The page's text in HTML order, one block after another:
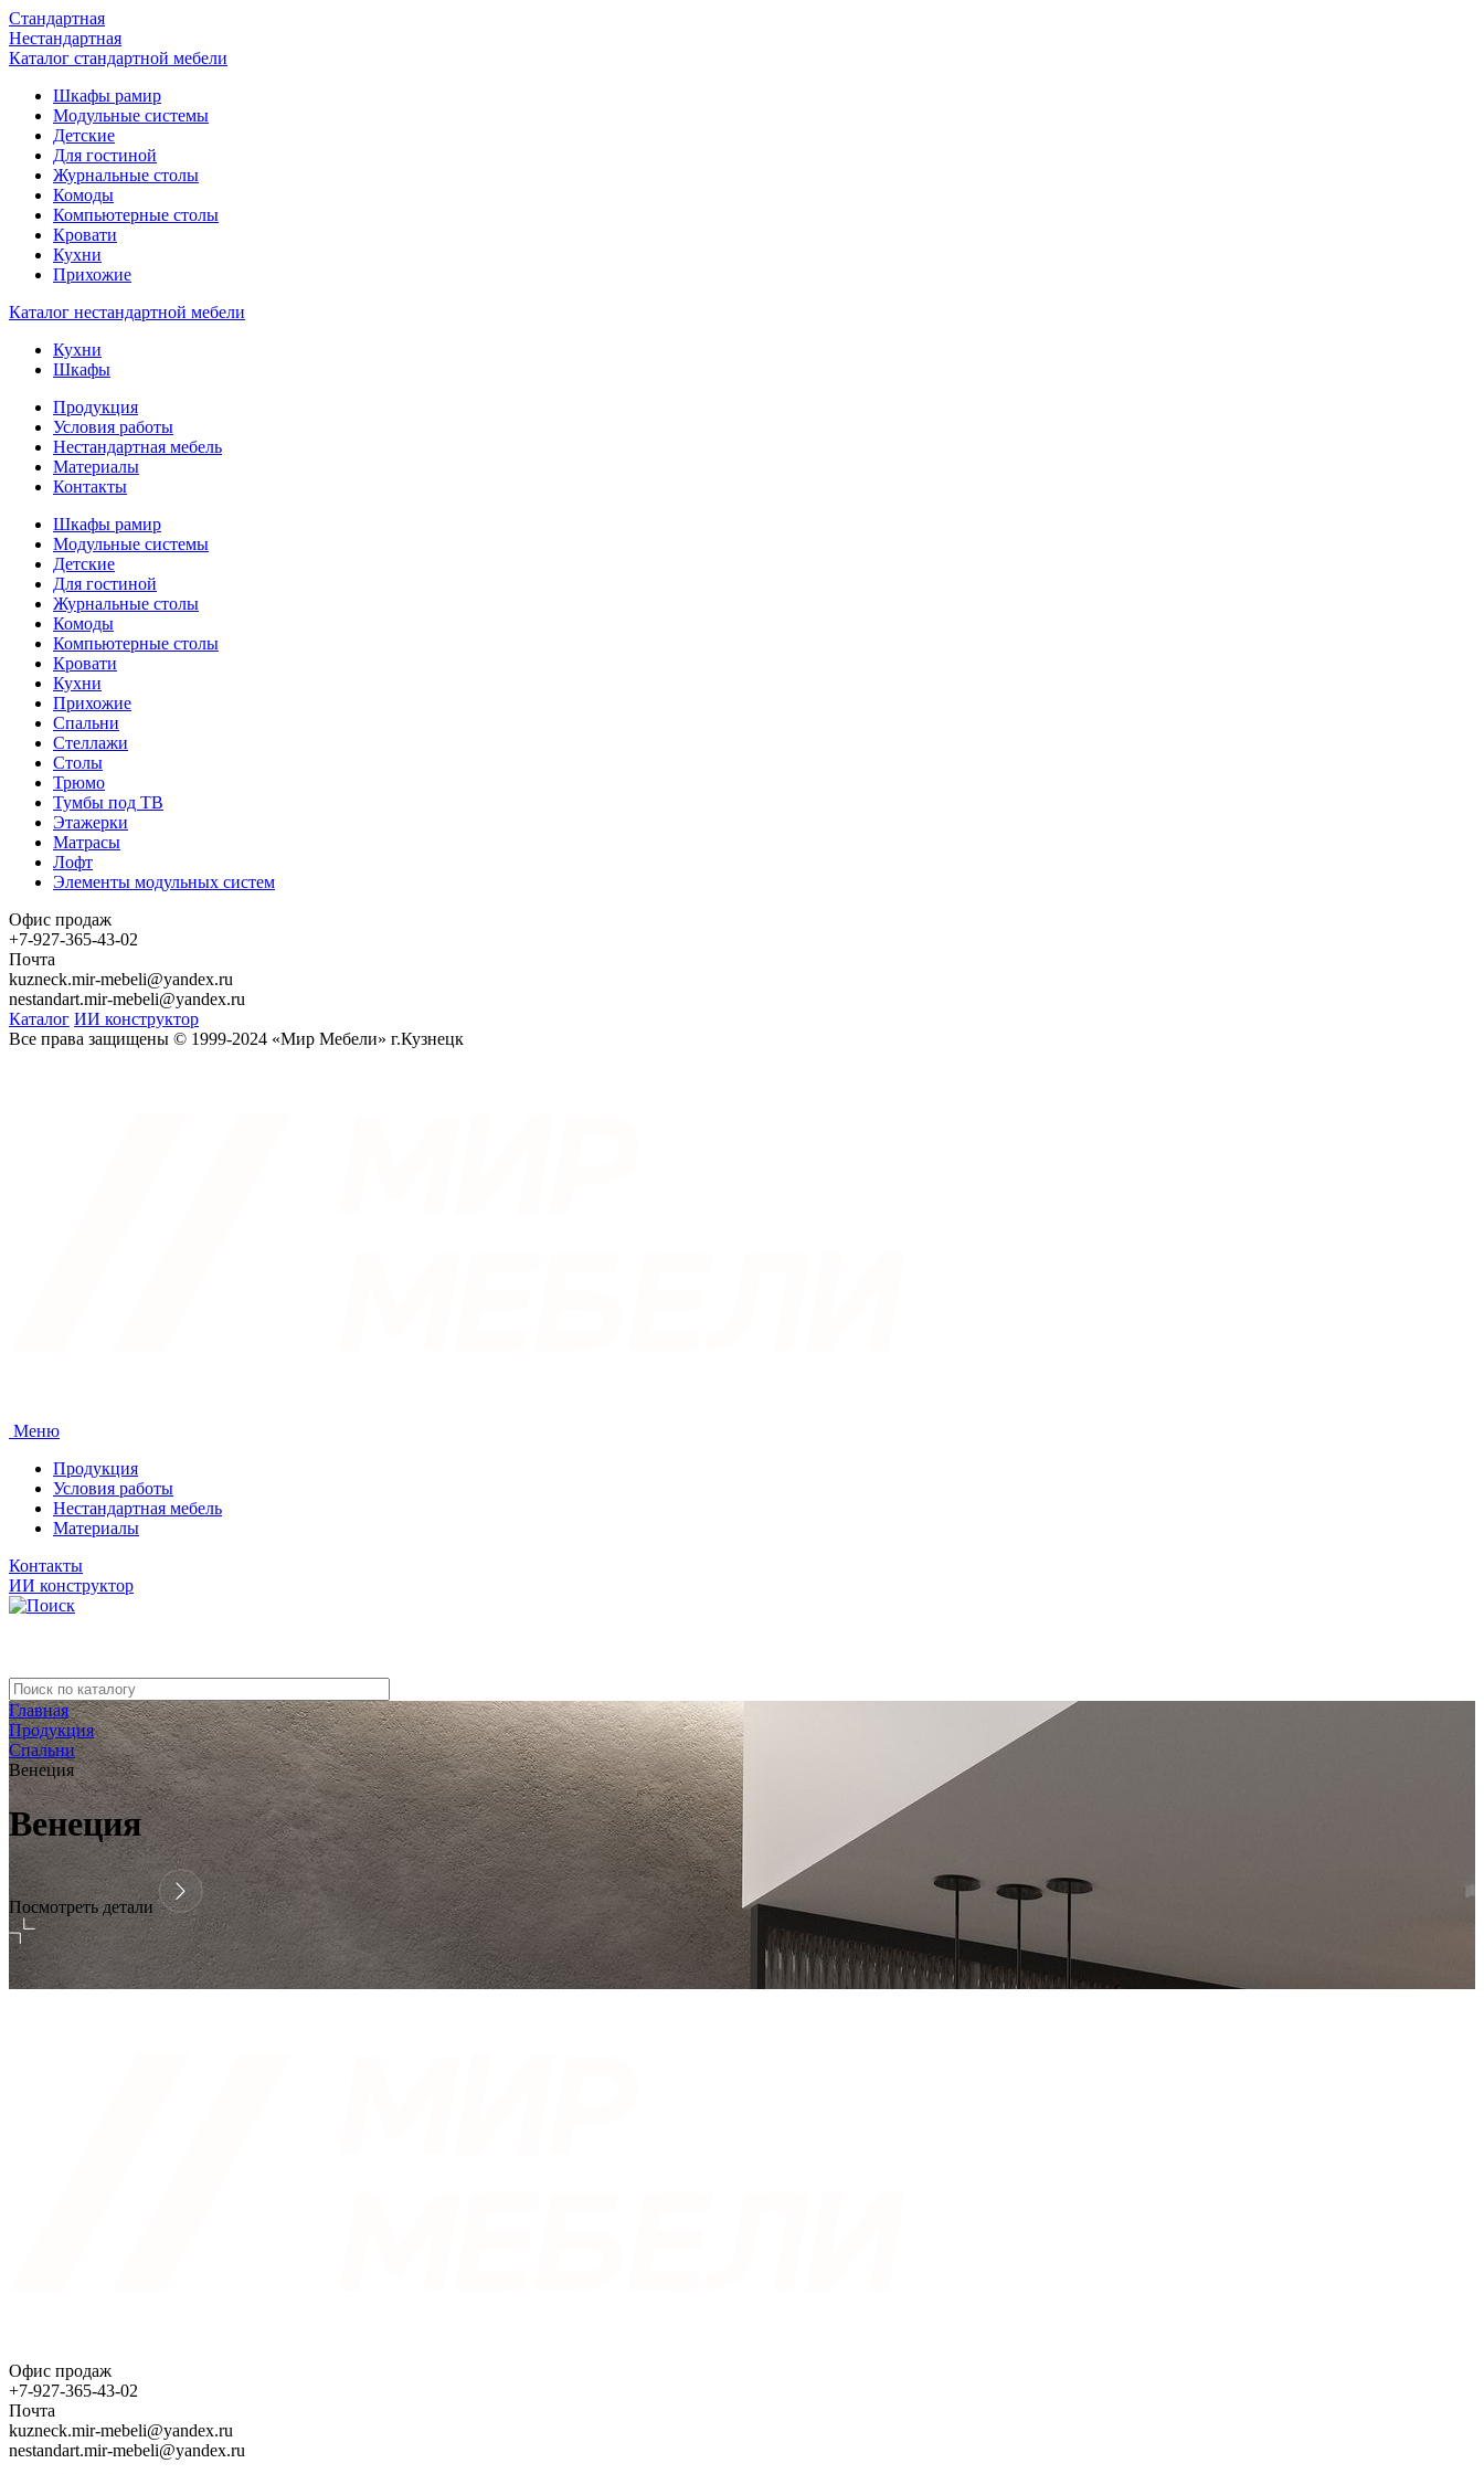
Стандартная
Нестандартная
Каталог стандартной мебели
Шкафы рамир
Модульные системы
Детские
Для гостиной
Журнальные столы
Комоды
Компьютерные столы
Кровати
Кухни
Прихожие
Каталог нестандартной мебели
Кухни
Шкафы
Продукция
Условия работы
Нестандартная мебель
Материалы
Контакты
Шкафы рамир
Модульные системы
Детские
Для гостиной
Журнальные столы
Комоды
Компьютерные столы
Кровати
Кухни
Прихожие
Спальни
Стеллажи
Столы
Трюмо
Тумбы под ТВ
Этажерки
Матрасы
Лофт
Элементы модульных систем
Офис продаж
+7-927-365-43-02
Почта
kuzneck.mir-mebeli@yandex.ru
nestandart.mir-mebeli@yandex.ru
Каталог ИИ конструктор
Все права защищены © 1999-2024 «Мир Мебели» г.Кузнецк
Меню
Продукция
Условия работы
Нестандартная мебель
Материалы
Контакты
ИИ конструктор
Главная
Продукция
Спальни
Венеция
Венеция
Посмотреть детали
Офис продаж
+7-927-365-43-02
Почта
kuzneck.mir-mebeli@yandex.ru
nestandart.mir-mebeli@yandex.ru